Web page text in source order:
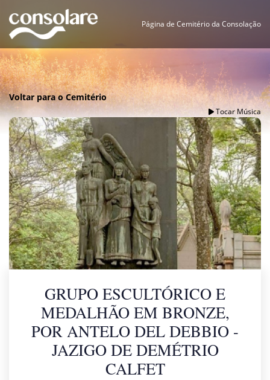
Página de Cemitério da Consolação
Voltar para o Cemitério
Tocar Música
GRUPO ESCULTÓRICO E
MEDALHÃO EM BRONZE,
POR ANTELO DEL DEBBIO -
JAZIGO DE DEMÉTRIO
CALFET